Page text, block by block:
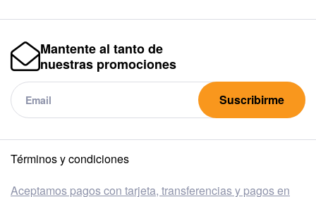
Mantente al tanto de
nuestras promociones
Suscribirme
Términos y condiciones
Aceptamos pagos con tarjeta, transferencias y pagos en